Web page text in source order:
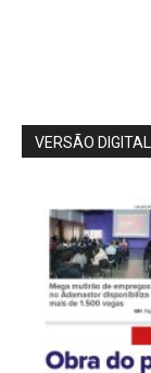
VERSÃO DIGITAL